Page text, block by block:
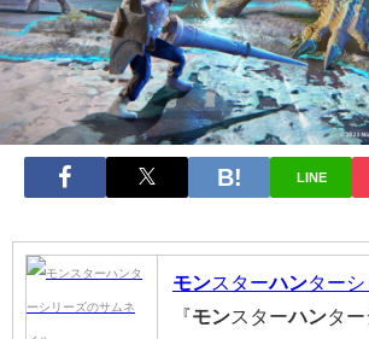
LINE
モンスターハンター
『モンスターハンタ